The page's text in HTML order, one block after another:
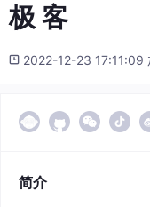
极 客
2022-12-23 17:11:09
简介